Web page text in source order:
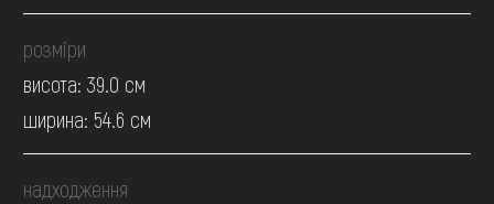
розміри
висота: 39.0 см
ширина: 54.6 см
надходження